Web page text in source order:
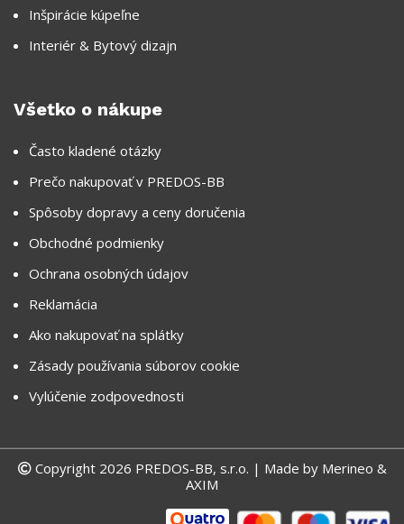
Inšpirácie kúpeľne
Interiér & Bytový dizajn
Všetko o nákupe
Často kladené otázky
Prečo nakupovať v PREDOS-BB
Spôsoby dopravy a ceny doručenia
Obchodné podmienky
Ochrana osobných údajov
Reklamácia
Ako nakupovať na splátky
Zásady používania súborov cookie
Vylúčenie zodpovednosti
Copyright 2026 PREDOS-BB, s.r.o. | Made by Merineo &
AXIM